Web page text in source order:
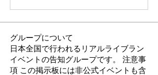
グループについて
日本全国で行われるリアルライブラン
イベントの告知グループです。 注意事
項 この掲示板には非公式イベントも含